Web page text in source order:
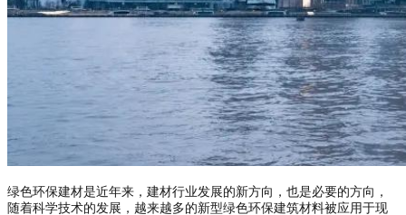
绿色环保建材是近年来，建材行业发展的新方向，也是必要的方向，
随着科学技术的发展，越来越多的新型绿色环保建筑材料被应用于现